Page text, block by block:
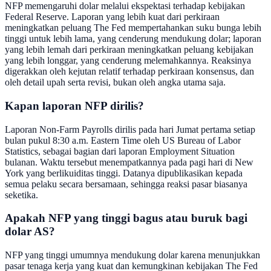
NFP memengaruhi dolar melalui ekspektasi terhadap kebijakan
Federal Reserve. Laporan yang lebih kuat dari perkiraan
meningkatkan peluang The Fed mempertahankan suku bunga lebih
tinggi untuk lebih lama, yang cenderung mendukung dolar; laporan
yang lebih lemah dari perkiraan meningkatkan peluang kebijakan
yang lebih longgar, yang cenderung melemahkannya. Reaksinya
digerakkan oleh kejutan relatif terhadap perkiraan konsensus, dan
oleh detail upah serta revisi, bukan oleh angka utama saja.
Kapan laporan NFP dirilis?
Laporan Non-Farm Payrolls dirilis pada hari Jumat pertama setiap
bulan pukul 8:30 a.m. Eastern Time oleh US Bureau of Labor
Statistics, sebagai bagian dari laporan Employment Situation
bulanan. Waktu tersebut menempatkannya pada pagi hari di New
York yang berlikuiditas tinggi. Datanya dipublikasikan kepada
semua pelaku secara bersamaan, sehingga reaksi pasar biasanya
seketika.
Apakah NFP yang tinggi bagus atau buruk bagi
dolar AS?
NFP yang tinggi umumnya mendukung dolar karena menunjukkan
pasar tenaga kerja yang kuat dan kemungkinan kebijakan The Fed